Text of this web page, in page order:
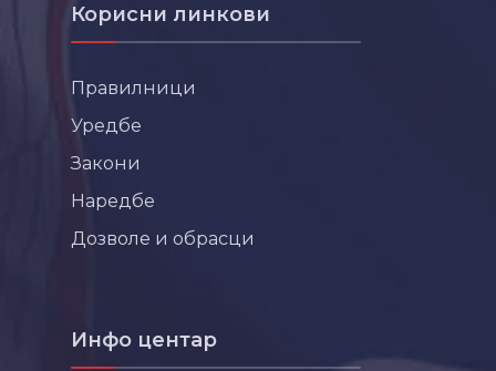
Корисни линкови
Правилници
Уредбе
Закони
Наредбе
Дозволе и обрасци
Инфо центар